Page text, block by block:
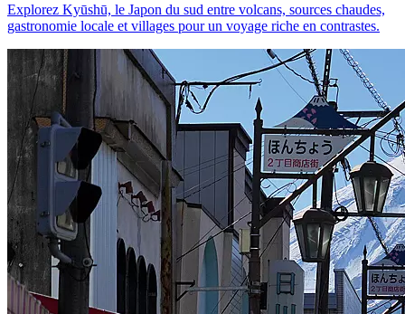
Explorez Kyūshū, le Japon du sud entre volcans, sources chaudes,
gastronomie locale et villages pour un voyage riche en contrastes.